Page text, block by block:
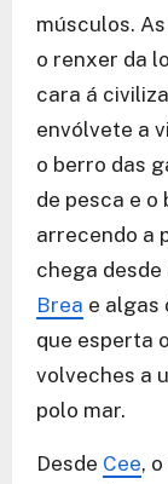
músculos.
o renxer da
cara á
envólvete a
o berro das
de pesca e o
arrecendo a
chega
Brea e algas
que esperta
volveches a
polo mar.
Desde Cee,